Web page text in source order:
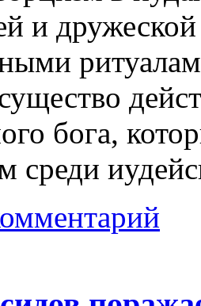
и дружеской
бога,
среди